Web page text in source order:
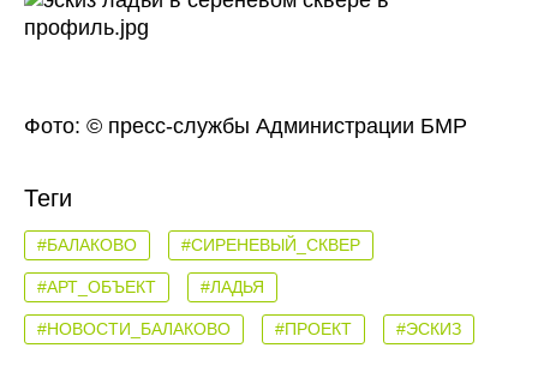
Фото: © пресс-службы Администрации БМР
Теги
#БАЛАКОВО #СИРЕНЕВЫЙ_СКВЕР
#АРТ_ОБЪЕКТ #ЛАДЬЯ
#НОВОСТИ_БАЛАКОВО #ПРОЕКТ #ЭСКИЗ